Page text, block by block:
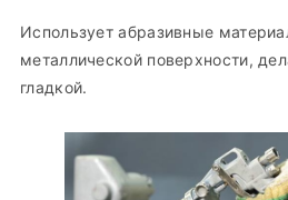
Использует абразивные
металлической поверхности,
гладкой.